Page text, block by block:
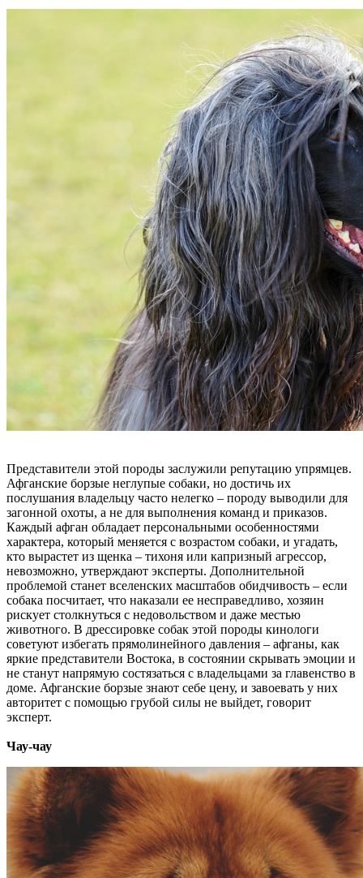
Представители этой породы заслужили репутацию упрямцев.
Афганские борзые неглупые собаки, но достичь их
послушания владельцу часто нелегко – породу выводили для
загонной охоты, а не для выполнения команд и приказов.
Каждый афган обладает персональными особенностями
характера, который меняется с возрастом собаки, и угадать,
кто вырастет из щенка – тихоня или капризный агрессор,
невозможно, утверждают эксперты. Дополнительной
проблемой станет вселенских масштабов обидчивость – если
собака посчитает, что наказали ее несправедливо, хозяин
рискует столкнуться с недовольством и даже местью
животного. В дрессировке собак этой породы кинологи
советуют избегать прямолинейного давления – афганы, как
яркие представители Востока, в состоянии скрывать эмоции и
не станут напрямую состязаться с владельцами за главенство в
доме. Афганские борзые знают себе цену, и завоевать у них
авторитет с помощью грубой силы не выйдет, говорит
эксперт.
Чау-чау